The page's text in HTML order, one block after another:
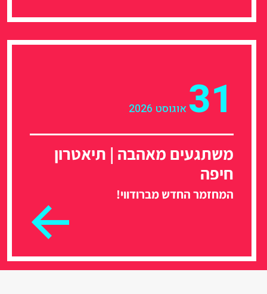
31 אוגוסט 2026
משתגעים מאהבה | תיאטרון
חיפה
המחזמר החדש מברודווי!